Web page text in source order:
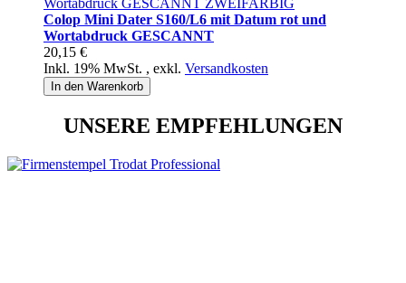
Colop Mini Dater S160/L6 mit Datum rot und
Wortabdruck GESCANNT
20,15 €
Inkl. 19% MwSt. , exkl. Versandkosten
In den Warenkorb
UNSERE EMPFEHLUNGEN